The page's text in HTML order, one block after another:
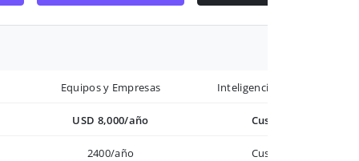
Equipos y Empresas Inteligencia avanzada
USD 8,000/año Custom
2400/año Custom